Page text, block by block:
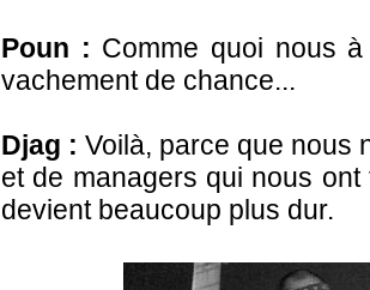
Poun : Comme quoi nous
vachement de chance...
Djag : Voilà, parce que nous
et de managers qui nous
devient beaucoup plus dur.